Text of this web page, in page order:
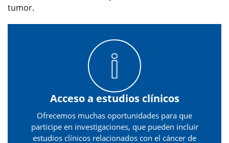
tumor.
Acceso a estudios clínicos
Ofrecemos muchas oportunidades para que
participe en investigaciones, que pueden incluir
estudios clínicos relacionados con el cáncer de